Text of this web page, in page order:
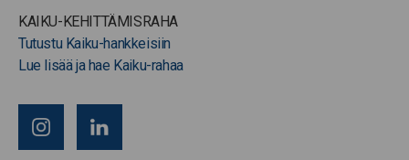
KAIKU-KEHITTÄMISRAHA
Tutustu Kaiku-hankkeisiin
Lue lisää ja hae Kaiku-rahaa